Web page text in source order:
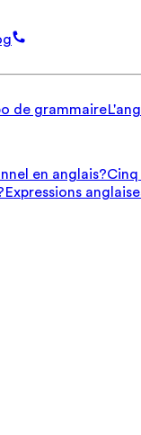
de grammaire
en anglais?
Expressions